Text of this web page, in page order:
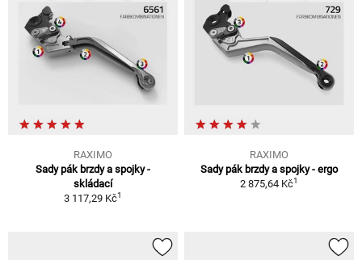
RAXIMO
Sady pák brzdy a spojky -
skládací
3 117,29 Kč1
RAXIMO
Sady pák brzdy a spojky - ergo
2 875,64 Kč1